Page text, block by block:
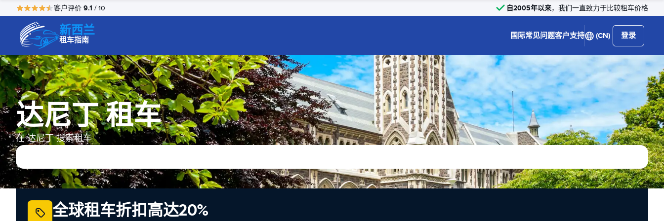
客户评价 9.1 / 10 自2005年以来，我们一直致力于比较租车价格
新西兰
租车指南 国际常见问题客户支持 (CN) 登录
达尼丁 租车
在 达尼丁 搜索租车
全球租车折扣高达20%